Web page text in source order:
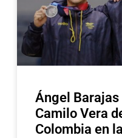
Ángel
Camilo Vera
Colombia en